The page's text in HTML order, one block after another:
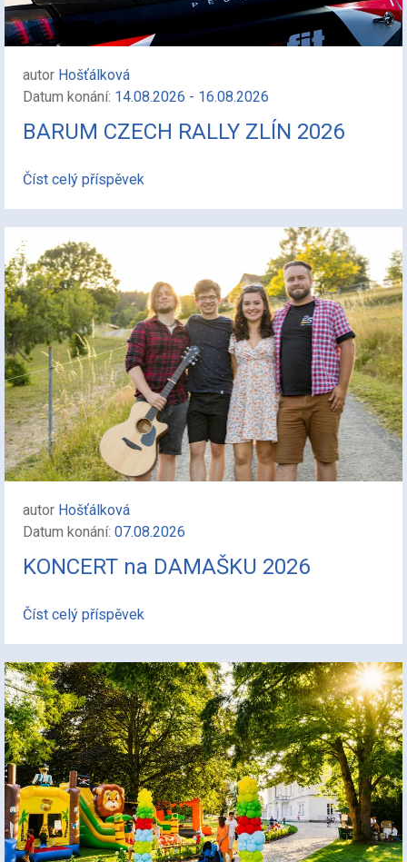
autor Hošťálková
Datum konání: 14.08.2026 - 16.08.2026
BARUM CZECH RALLY ZLÍN 2026
Číst celý příspěvek
autor Hošťálková
Datum konání: 07.08.2026
KONCERT na DAMAŠKU 2026
Číst celý příspěvek